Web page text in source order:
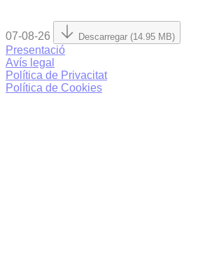
07-08-26 Descarregar (14.95 MB)
Presentació
Avís legal
Política de Privacitat
Política de Cookies